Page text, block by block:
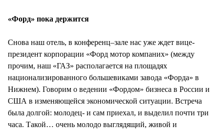
«Форд» пока держится
Снова наш отель, в конференц–зале нас уже ждет вице-
президент корпорации «Форд мотор компаних» (между
прочим, наш «ГАЗ» располагается на площадях
национализированного большевиками завода «Форда» в
Нижнем). Говорим о ведении «Фордом» бизнеса в России и
США в изменяющейся экономической ситуации. Встреча
была долгой: молодец- и сам приехал, и выделил почти три
часа. Такой… очень молодо выглядящий, живой и